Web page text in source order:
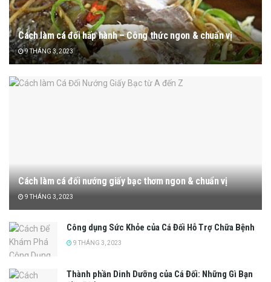
Cách làm cá đối hấp hành – Công thức ngon & chuẩn vị
9 THÁNG 3, 2023
Cách làm cá đối nướng giấy bạc thơm ngon & chuẩn vị
9 THÁNG 3, 2023
Công dụng Sức Khỏe của Cá Đối Hỗ Trợ Chữa Bệnh
9 THÁNG 3, 2023
Thành phần Dinh Dưỡng của Cá Đối: Những Gì Bạn